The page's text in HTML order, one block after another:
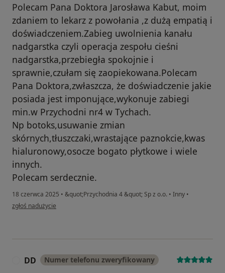
Polecam Pana Doktora Jarosława Kabut, moim
zdaniem to lekarz z powołania ,z dużą empatią i
doświadczeniem.Zabieg uwolnienia kanału
nadgarstka czyli operacja zespołu cieśni
nadgarstka,przebiegła spokojnie i
sprawnie,czułam się zaopiekowana.Polecam
Pana Doktora,zwłaszcza, że doświadczenie jakie
posiada jest imponujące,wykonuje zabiegi
min.w Przychodni nr4 w Tychach.
Np botoks,usuwanie zmian
skórnych,tłuszczaki,wrastające paznokcie,kwas
hialuronowy,osocze bogato płytkowe i wiele
innych.
Polecam serdecznie.
18 czerwca 2025 • &quot;Przychodnia 4 &quot; Sp z o.o. • Inny •
w opinii użytkownika Joanna
zgłoś nadużycie
DD Numer telefonu zweryfikowany